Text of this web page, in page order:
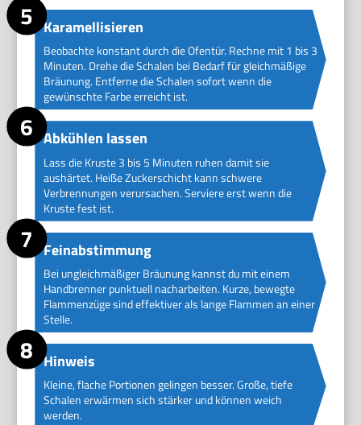
Karamellisieren
Beobachte konstant durch die Ofentür. Rechne mit 1 bis 3
Minuten. Drehe die Schalen bei Bedarf für gleichmäßige
Bräunung. Entferne die Schalen sofort wenn die
gewünschte Farbe erreicht ist.
Abkühlen lassen
Lass die Kruste 3 bis 5 Minuten ruhen damit sie
aushärtet. Heiße Zuckerschicht kann schwere
Verbrennungen verursachen. Serviere erst wenn die
Kruste fest ist.
Feinabstimmung
Bei ungleichmäßiger Bräunung kannst du mit einem
Handbrenner punktuell nacharbeiten. Kurze, bewegte
Flammenzüge sind effektiver als lange Flammen an einer
Stelle.
Hinweis
Kleine, flache Portionen gelingen besser. Große, tiefe
Schalen erwärmen sich stärker und können weich
werden.